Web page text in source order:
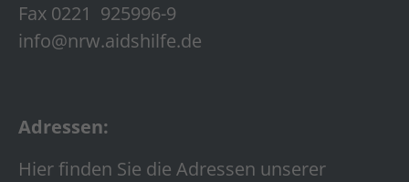
Fax 0221 925996-9
info@nrw.aidshilfe.de
Adressen:
Hier finden Sie die Adressen unserer